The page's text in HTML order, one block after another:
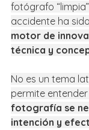
fotógrafo
accidente ha
motor de
técnica y
No es un tema
permite
fotografía se
intención y